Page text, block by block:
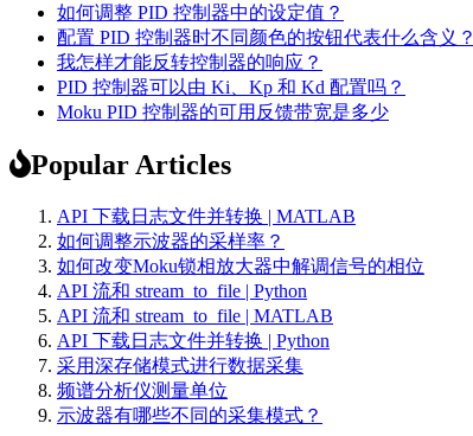
如何调整 PID 控制器中的设定值？
配置 PID 控制器时不同颜色的按钮代表什么含义？
我怎样才能反转控制器的响应？
PID 控制器可以由 Ki、Kp 和 Kd 配置吗？
Moku PID 控制器的可用反馈带宽是多少
Popular Articles
API 下载日志文件并转换 | MATLAB
如何调整示波器的采样率？
如何改变Moku锁相放大器中解调信号的相位
API 流和 stream_to_file | Python
API 流和 stream_to_file | MATLAB
API 下载日志文件并转换 | Python
采用深存储模式进行数据采集
频谱分析仪测量单位
示波器有哪些不同的采集模式？